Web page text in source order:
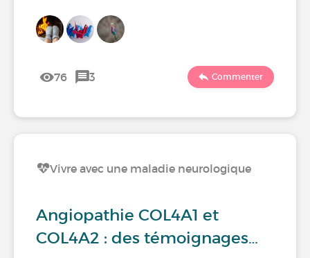
76 3 Commenter
Vivre avec une maladie neurologique
Angiopathie COL4A1 et
COL4A2 : des témoignages…